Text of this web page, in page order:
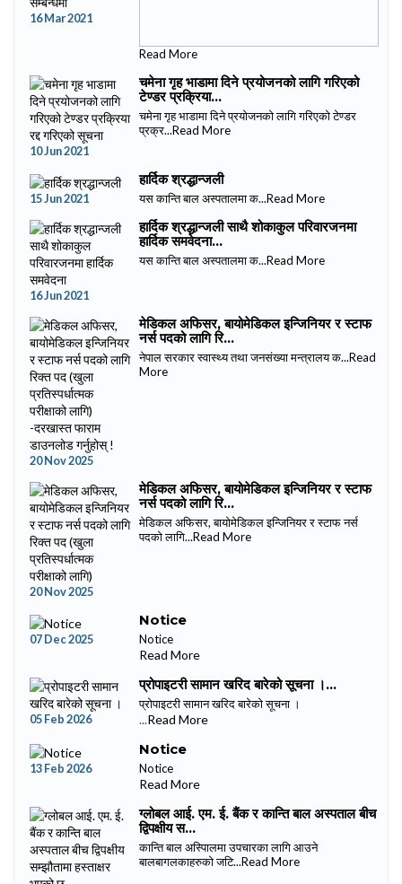
16 Mar 2021
Read More
10 Jun 2021
चमेना गृह भाडामा दिने प्रयोजनको लागि गरिएको
टेण्डर प्रक्रिया...
चमेना गृह भाडामा दिने प्रयोजनको लागि गरिएको टेण्डर
प्रक्र...Read More
15 Jun 2021
हार्दिक श्रद्धान्जली
यस कान्ति बाल अस्पतालमा क...Read More
16 Jun 2021
हार्दिक श्रद्धान्जली साथै शोकाकुल परिवारजनमा
हार्दिक समवेदना...
यस कान्ति बाल अस्पतालमा क...Read More
20 Nov 2025
मेडिकल अफिसर, बायोमेडिकल इन्जिनियर र स्टाफ
नर्स पदको लागि रि...
नेपाल सरकार स्वास्थ्य तथा जनसंख्या मन्त्रालय क...Read
More
20 Nov 2025
मेडिकल अफिसर, बायोमेडिकल इन्जिनियर र स्टाफ
नर्स पदको लागि रि...
मेडिकल अफिसर, बायोमेडिकल इन्जिनियर र स्टाफ नर्स
पदको लागि...Read More
07 Dec 2025
Notice
Notice
Read More
05 Feb 2026
प्रोपाइटरी सामान खरिद बारेको सूचना ।...
प्रोपाइटरी सामान खरिद बारेको सूचना ।
...Read More
13 Feb 2026
Notice
Notice
Read More
ग्लोबल आई. एम. ई. बैंक र कान्ति बाल अस्पताल बीच
द्विपक्षीय स...
कान्ति बाल अस्पिालमा उपचारका लागि आउने
बालबागलकाहरुको जटि...Read More